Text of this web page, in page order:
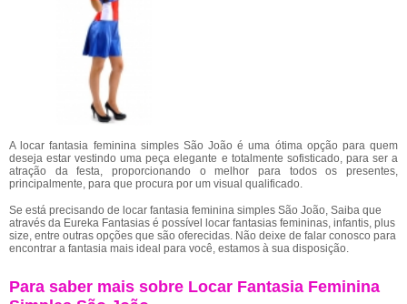
A locar fantasia feminina simples São João é uma ótima opção para quem
deseja estar vestindo uma peça elegante e totalmente sofisticado, para ser a
atração da festa, proporcionando o melhor para todos os presentes,
principalmente, para que procura por um visual qualificado.
Se está precisando de locar fantasia feminina simples São João, Saiba que
através da Eureka Fantasias é possível locar fantasias femininas, infantis, plus
size, entre outras opções que são oferecidas. Não deixe de falar conosco para
encontrar a fantasia mais ideal para você, estamos à sua disposição.
Para saber mais sobre Locar Fantasia Feminina